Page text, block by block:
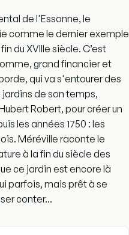
de l'Essonne, le
comme le dernier exemple
du XVIIIe siècle. C’est
grand financier et
qui va s'entourer des
de son temps,
Robert, pour créer un
les années 1750 : les
Méréville raconte le
à la fin du siècle des
ce jardin est encore là
parfois, mais prêt à se
conter...